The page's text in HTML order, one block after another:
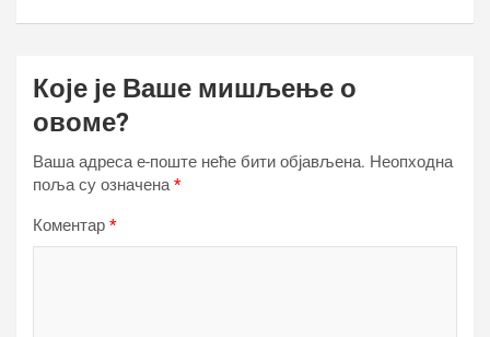
Које је Ваше мишљење о
овоме?
Ваша адреса е-поште неће бити објављена. Неопходна
поља су означена*
Коментар *